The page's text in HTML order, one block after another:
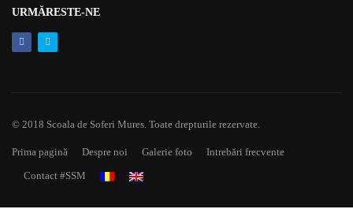
URMĂRESTE-NE
© 2018 Scoala de Soferi Mures. Toate drepturile rezervate.
Prima pagină Despre noi Galerie foto
Intrebări frecvente
Contact #SSM